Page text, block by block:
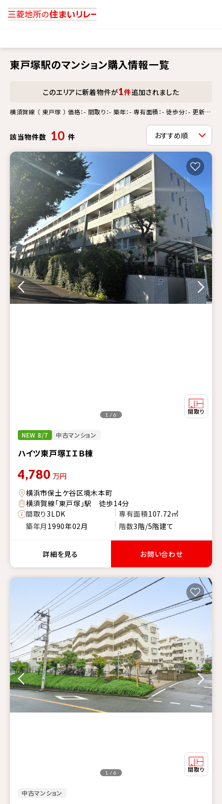
東戸塚駅のマンション購入情報一覧
このエリアに新着物件が1件追加されました
横須賀線 （ 東戸塚 ） 価格：- 間取り：- 築年：- 専有面積：- 徒歩分：- 更新情
該当物件数 10 件
NEW 8/7 中古マンション
ハイツ東戸塚ＩＩＢ棟
1 / 6
4,780 万円
横浜市保土ケ谷区境木本町
横須賀線「東戸塚」駅 徒歩14分
間取り3LDK 専有面積107.72㎡
築年月 1990年02月 階数3階/5階建て
詳細を見る お問い合わせ
中古マンション
1 / 6